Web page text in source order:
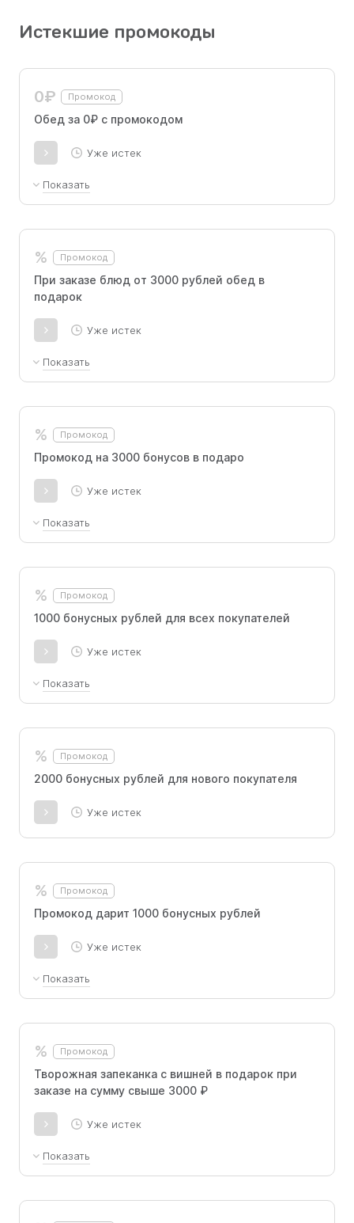
Истекшие промокоды
0₽ Промокод
Обед за 0₽ с промокодом
Уже истек
Показать
активируется при заказе от 3000 рублей – в
котлета с пюре и соусом бешамель, компот.
% Промокод
При заказе блюд от 3000 рублей обед в
подарок
Уже истек
Показать
по-домашнему, Котлета куриная с пюре и
% Промокод
Промокод на 3000 бонусов в подаро
Уже истек
Показать
% Промокод
1000 бонусных рублей для всех покупателей
Уже истек
Показать
% Промокод
2000 бонусных рублей для нового покупателя
Уже истек
% Промокод
Промокод дарит 1000 бонусных рублей
Уже истек
Показать
% Промокод
Творожная запеканка с вишней в подарок при
заказе на сумму свыше 3000 ₽
Уже истек
Показать
для новых, так и для постоянных